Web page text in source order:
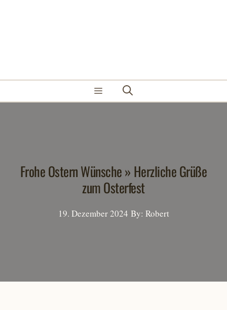
Menü
Frohe Ostern Wünsche » Herzliche Grüße
zum Osterfest
19. Dezember 2024 By: Robert